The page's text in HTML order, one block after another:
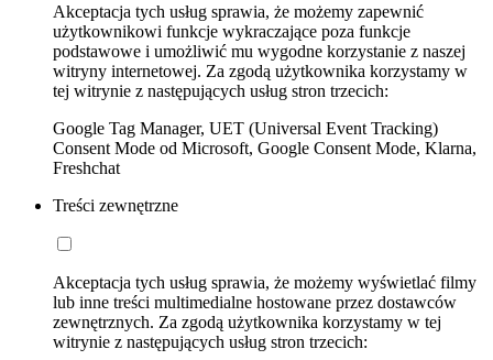
Akceptacja tych usług sprawia, że możemy zapewnić
użytkownikowi funkcje wykraczające poza funkcje
podstawowe i umożliwić mu wygodne korzystanie z naszej
witryny internetowej. Za zgodą użytkownika korzystamy w
tej witrynie z następujących usług stron trzecich:
Google Tag Manager, UET (Universal Event Tracking)
Consent Mode od Microsoft, Google Consent Mode, Klarna,
Freshchat
Treści zewnętrzne
Akceptacja tych usług sprawia, że możemy wyświetlać filmy
lub inne treści multimedialne hostowane przez dostawców
zewnętrznych. Za zgodą użytkownika korzystamy w tej
witrynie z następujących usług stron trzecich: